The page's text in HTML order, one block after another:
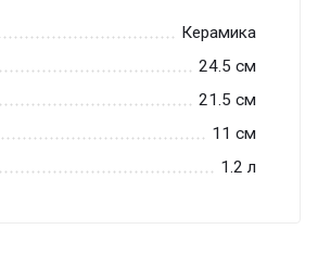
Керамика
24.5 см
21.5 см
11 см
1.2 л